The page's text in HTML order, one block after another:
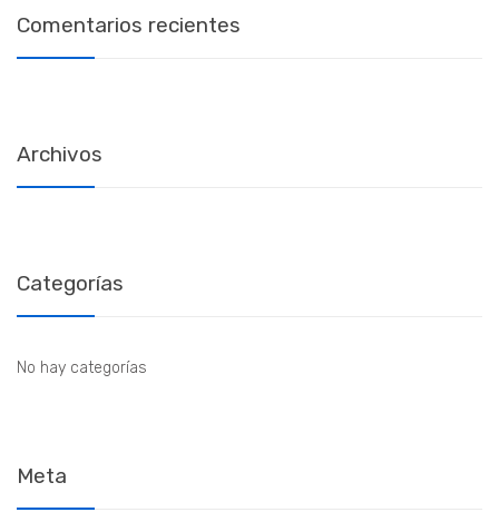
Comentarios recientes
Archivos
Categorías
No hay categorías
Meta